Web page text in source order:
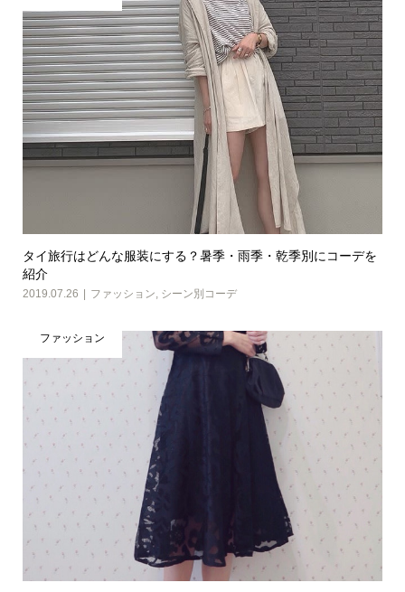
タイ旅行はどんな服装にする？暑季・雨季・乾季別にコーデを
紹介
2019.07.26 ファッション シーン別コーデ
ファッション